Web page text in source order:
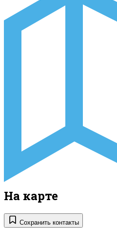
На карте
Сохранить контакты